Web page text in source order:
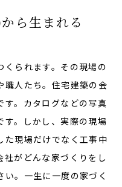
ら生まれる
くられます。その現場の
職人たち。住宅建築の会
す。カタログなどの写真
。しかし、実際の現場
た現場だけでなく工事中
がどんな家づくりをし
。一生に一度の家づく